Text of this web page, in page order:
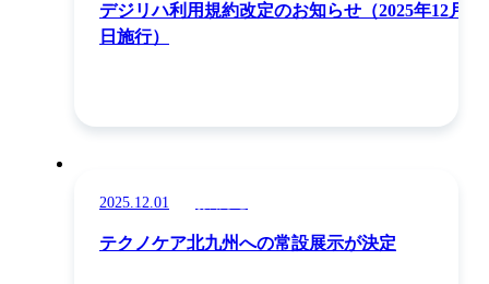
デジリハ利用規約改定のお知らせ（2025年12月15
日施行）
2025.12.01
テクノケア北九州への常設展示が決定